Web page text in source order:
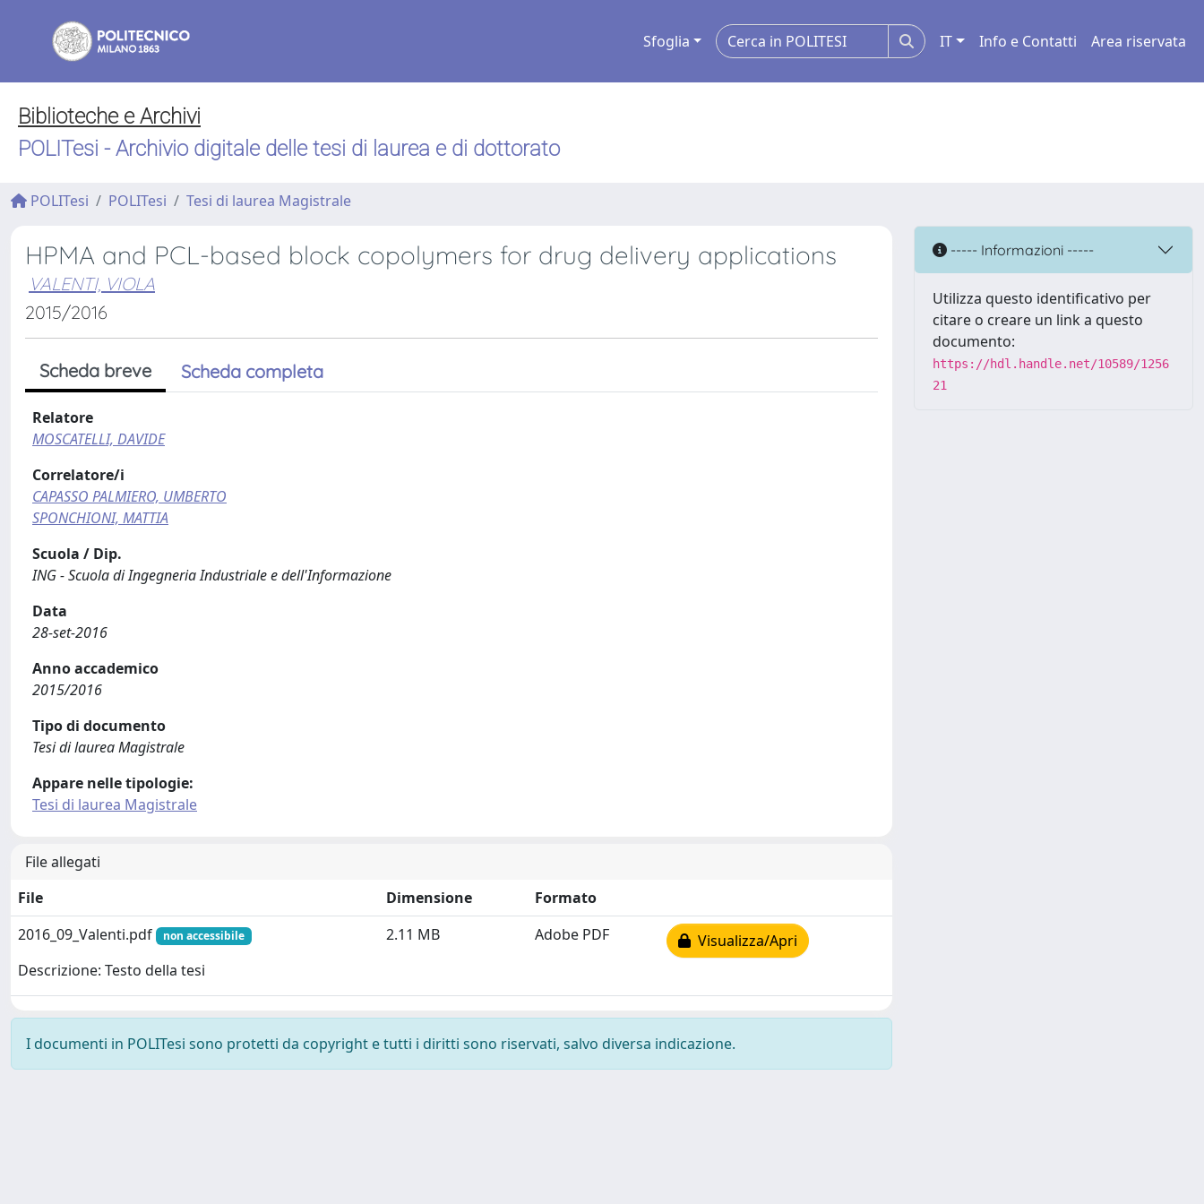
Sfoglia IT Info e Contatti Area riservata
Biblioteche e Archivi
POLITesi - Archivio digitale delle tesi di laurea e di dottorato
POLITesi POLITesi Tesi di laurea Magistrale
HPMA and PCL-based block copolymers for drug delivery applications
VALENTI, VIOLA
2015/2016
Scheda breve Scheda completa
Relatore
MOSCATELLI, DAVIDE
Correlatore/i
CAPASSO PALMIERO, UMBERTO
SPONCHIONI, MATTIA
Scuola / Dip.
ING - Scuola di Ingegneria Industriale e dell'Informazione
Data
28-set-2016
Anno accademico
2015/2016
Tipo di documento
Tesi di laurea Magistrale
Appare nelle tipologie:
Tesi di laurea Magistrale
File allegati
File
Dimensione
Formato
2016_09_Valenti.pdf
non accessibile
Descrizione: Testo della tesi
2.11 MB Adobe PDF Visualizza/Apri
I documenti in POLITesi sono protetti da copyright e tutti i diritti sono riservati, salvo diversa indicazione.
----- Informazioni -----
Utilizza questo identificativo per
citare o creare un link a questo
documento:
https://hdl.handle.net/10589/1256
21